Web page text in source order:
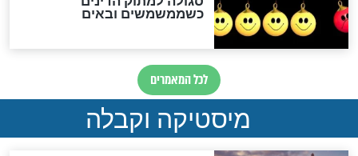
מה יהיה בימות המשיח?